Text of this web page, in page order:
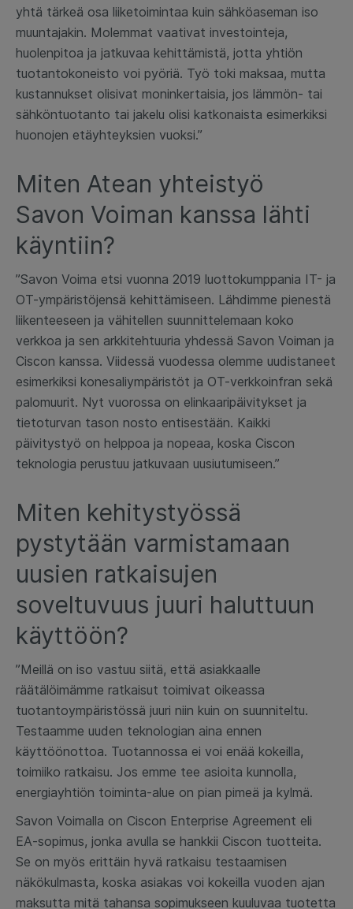
yhtä tärkeä osa liiketoimintaa kuin sähköaseman iso
muuntajakin. Molemmat vaativat investointeja,
huolenpitoa ja jatkuvaa kehittämistä, jotta yhtiön
tuotantokoneisto voi pyöriä. Työ toki maksaa, mutta
kustannukset olisivat moninkertaisia, jos lämmön- tai
sähköntuotanto tai jakelu olisi katkonaista esimerkiksi
huonojen etäyhteyksien vuoksi.”
Miten Atean yhteistyö
Savon Voiman kanssa lähti
käyntiin?
”Savon Voima etsi vuonna 2019 luottokumppania IT- ja
OT-ympäristöjensä kehittämiseen. Lähdimme pienestä
liikenteeseen ja vähitellen suunnittelemaan koko
verkkoa ja sen arkkitehtuuria yhdessä Savon Voiman ja
Ciscon kanssa. Viidessä vuodessa olemme uudistaneet
esimerkiksi konesaliympäristöt ja OT-verkkoinfran sekä
palomuurit. Nyt vuorossa on elinkaaripäivitykset ja
tietoturvan tason nosto entisestään. Kaikki
päivitystyö on helppoa ja nopeaa, koska Ciscon
teknologia perustuu jatkuvaan uusiutumiseen.”
Miten kehitystyössä
pystytään varmistamaan
uusien ratkaisujen
soveltuvuus juuri haluttuun
käyttöön?
”Meillä on iso vastuu siitä, että asiakkaalle
räätälöimämme ratkaisut toimivat oikeassa
tuotantoympäristössä juuri niin kuin on suunniteltu.
Testaamme uuden teknologian aina ennen
käyttöönottoa. Tuotannossa ei voi enää kokeilla,
toimiiko ratkaisu. Jos emme tee asioita kunnolla,
energiayhtiön toiminta-alue on pian pimeä ja kylmä.
Savon Voimalla on Ciscon Enterprise Agreement eli
EA-sopimus, jonka avulla se hankkii Ciscon tuotteita.
Se on myös erittäin hyvä ratkaisu testaamisen
näkökulmasta, koska asiakas voi kokeilla vuoden ajan
maksutta mitä tahansa sopimukseen kuuluvaa tuotetta